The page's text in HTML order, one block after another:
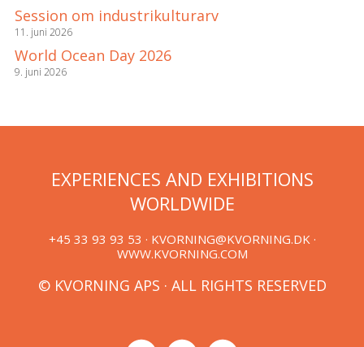
Session om industrikulturarv
11. juni 2026
World Ocean Day 2026
9. juni 2026
EXPERIENCES AND EXHIBITIONS
WORLDWIDE
+45 33 93 93 53 · KVORNING@KVORNING.DK ·
WWW.KVORNING.COM
© KVORNING APS · ALL RIGHTS RESERVED